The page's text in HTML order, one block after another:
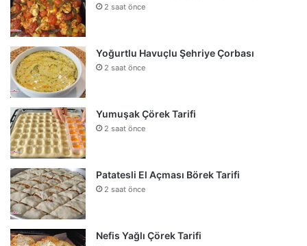
2 saat önce
Yoğurtlu Havuçlu Şehriye Çorbası
2 saat önce
Yumuşak Çörek Tarifi
2 saat önce
Patatesli El Açması Börek Tarifi
2 saat önce
Nefis Yağlı Çörek Tarifi